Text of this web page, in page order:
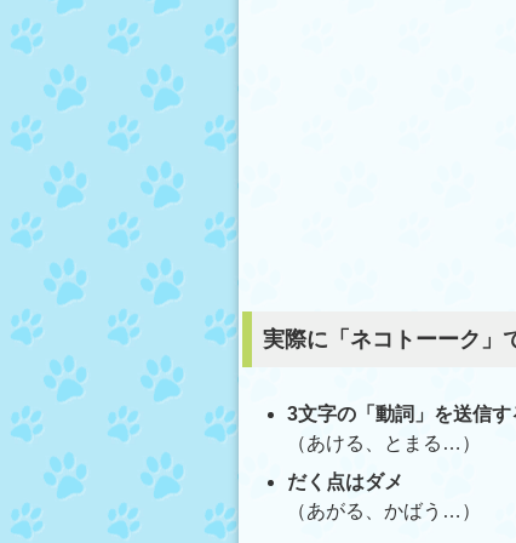
実際に「ネコトーーク」
3文字の「動詞」を送信す
（あける、とまる…）
だく点はダメ
（あがる、かばう…）